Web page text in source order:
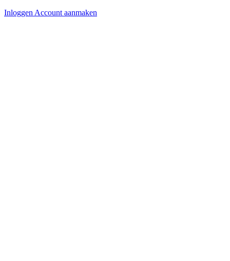
Inloggen Account aanmaken